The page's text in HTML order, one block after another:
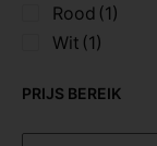
Rood (1)
Wit (1)
PRIJS BEREIK